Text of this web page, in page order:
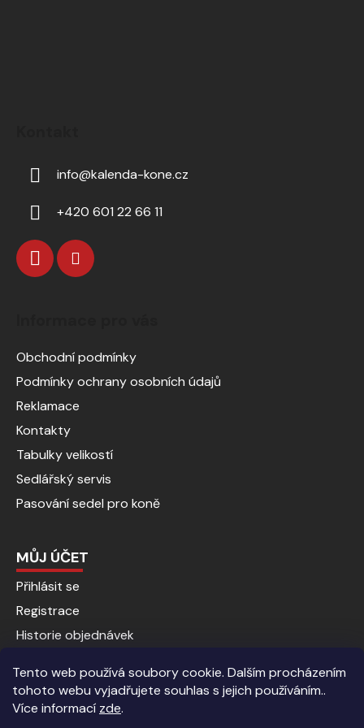
Tento web používá soubory cookie. Dalším procházením
tohoto webu vyjadřujete souhlas s jejich používáním..
Více informací zde.
info@kalenda-kone.cz
+420 601 22 66 11
Obchodní podmínky
Podmínky ochrany osobních údajů
Reklamace
Kontakty
Tabulky velikostí
Sedlářský servis
Pasování sedel pro koně
MŮJ ÚČET
Přihlásit se
Registrace
Historie objednávek